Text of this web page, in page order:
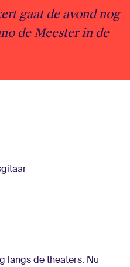
gaat de avond nog
de Meester in de
langs de theaters. Nu